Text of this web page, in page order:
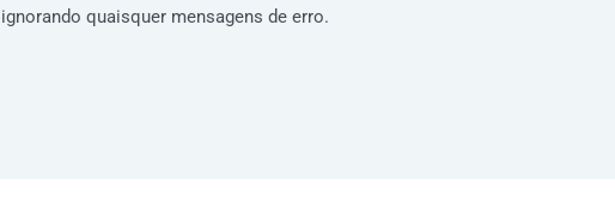
ignorando quaisquer mensagens de erro.